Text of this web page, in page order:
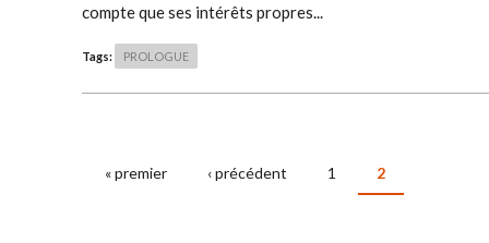
compte que ses intérêts propres...
Tags: PROLOGUE
« premier ‹ précédent 1 2